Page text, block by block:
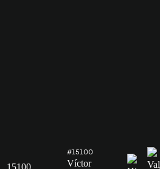
15100
#15100
Víctor